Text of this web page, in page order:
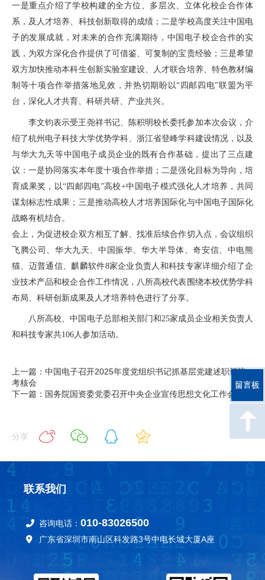
一是重点介绍了学校构建的全方位、多层次、立体化校企合作体
系，及人才培养、科技创新取得的成绩；二是学校高度关注中国电
子的发展成就，对未来的合作充满期待，中国电子校企合作的实
践，为双方深化合作提供了可借鉴、可复制的宝贵经验；三是希望
双方加快推动本科生创新实验室建设、人才联合培养、特色教材编
制等十项合作举措落地见效，并热切期盼以“四邮四电”联盟为平
台，深化人才共育、科研共研、产业共兴。
李文钧表示受王尧祥书记、陈积明校长委托参加本次会议，介
绍了杭州电子科技大学优势学科、浙江省登峰学科建设情况，以及
与华大九天等中国电子成员企业的既有合作基础，提出了三点建
议：一是协同落实本年度十项合作举措；二是强化目标为导向，培
育成果奖，以“四邮四电”高校+中国电子模式强化人才培养，共同
谋划标志性成果；三是推动高校人才培养国际化与中国电子国际化
战略有机结合。
会上，为促进校企双方相互了解、找准后续合作切入点，会议组织
飞腾公司、华大九天、中国振华、华大半导体、奇安信、中电熊
猫、迈普通信、麒麟软件8家企业负责人和科技专家详细介绍了企
业技术产品和校企合作工作情况，八所高校代表围绕本校优势学科
布局、科研创新成果及人才培养特色进行了分享。
八所高校、中国电子总部相关部门和25家成员企业相关负责人
和科技专家共106人参加活动。
上一篇：中国电子召开2025年度党组织书记抓基层党建述职评议
考核会
下一篇：国务院国资委党委召开中央企业宣传思想文化工作会议
分享
联系我们
咨询电话： 010-83026500
广东省深圳市南山区科发路3号中电长城大厦A座